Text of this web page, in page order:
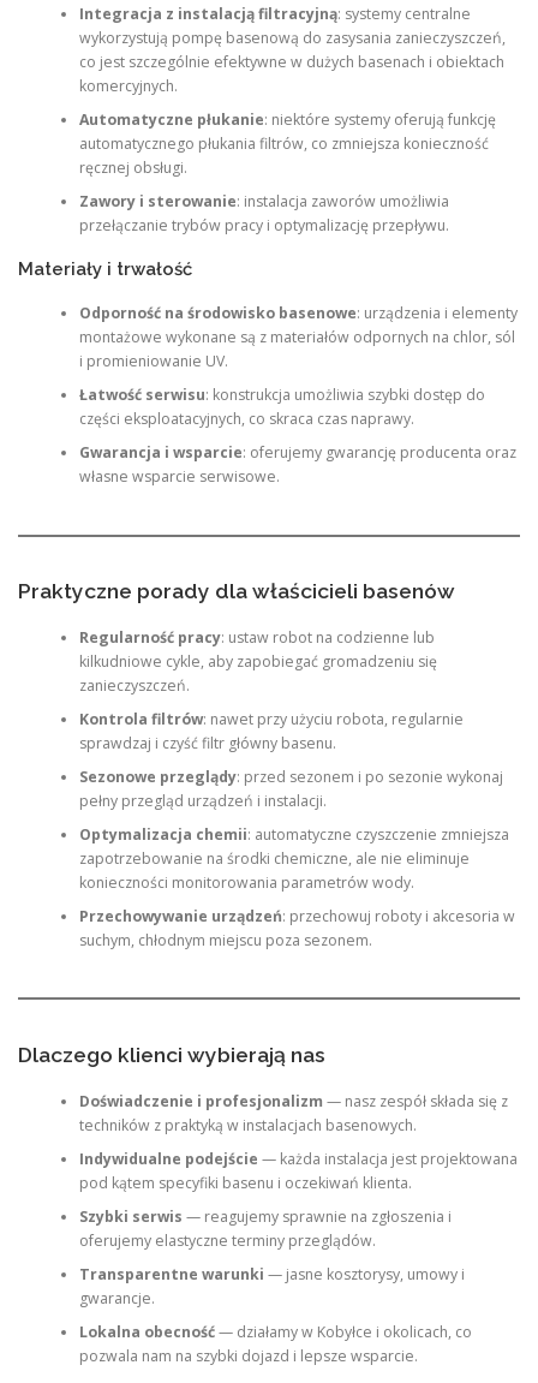
Integracja z instalacją filtracyjną: systemy centralne
wykorzystują pompę basenową do zasysania zanieczyszczeń,
co jest szczególnie efektywne w dużych basenach i obiektach
komercyjnych.
Automatyczne płukanie: niektóre systemy oferują funkcję
automatycznego płukania filtrów, co zmniejsza konieczność
ręcznej obsługi.
Zawory i sterowanie: instalacja zaworów umożliwia
przełączanie trybów pracy i optymalizację przepływu.
Materiały i trwałość
Odporność na środowisko basenowe: urządzenia i elementy
montażowe wykonane są z materiałów odpornych na chlor, sól
i promieniowanie UV.
Łatwość serwisu: konstrukcja umożliwia szybki dostęp do
części eksploatacyjnych, co skraca czas naprawy.
Gwarancja i wsparcie: oferujemy gwarancję producenta oraz
własne wsparcie serwisowe.
Praktyczne porady dla właścicieli basenów
Regularność pracy: ustaw robot na codzienne lub
kilkudniowe cykle, aby zapobiegać gromadzeniu się
zanieczyszczeń.
Kontrola filtrów: nawet przy użyciu robota, regularnie
sprawdzaj i czyść filtr główny basenu.
Sezonowe przeglądy: przed sezonem i po sezonie wykonaj
pełny przegląd urządzeń i instalacji.
Optymalizacja chemii: automatyczne czyszczenie zmniejsza
zapotrzebowanie na środki chemiczne, ale nie eliminuje
konieczności monitorowania parametrów wody.
Przechowywanie urządzeń: przechowuj roboty i akcesoria w
suchym, chłodnym miejscu poza sezonem.
Dlaczego klienci wybierają nas
Doświadczenie i profesjonalizm — nasz zespół składa się z
techników z praktyką w instalacjach basenowych.
Indywidualne podejście — każda instalacja jest projektowana
pod kątem specyfiki basenu i oczekiwań klienta.
Szybki serwis — reagujemy sprawnie na zgłoszenia i
oferujemy elastyczne terminy przeglądów.
Transparentne warunki — jasne kosztorysy, umowy i
gwarancje.
Lokalna obecność— działamy w Kobyłce i okolicach, co
pozwala nam na szybki dojazd i lepsze wsparcie.